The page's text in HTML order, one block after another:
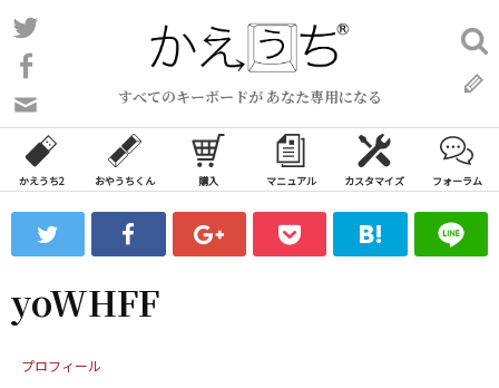
コ
ン
ン
ツ
ス
ッ
すべてのキーボードが あなた専用になる
い
合
わ
フ
ォ
ム
検
索:
かえうち2 おやうちくん 購入 マニュアル カスタマイズ フォーラム
yoWHFF
プロフィール